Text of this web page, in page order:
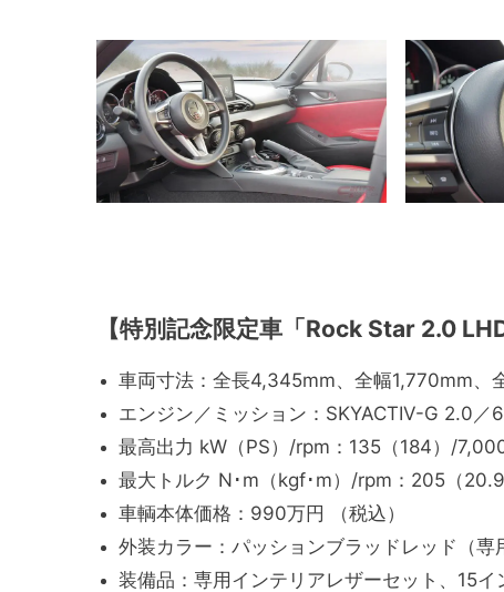
【特別記念限定車「Rock Star 2.0
車両寸法：全長4,345mm、全幅1,770mm、
エンジン／ミッション：SKYACTIV-G 2.0／
最高出力 kW（PS）/rpm：135（184）/
最大トルク N･m（kgf･m）/rpm：205（
車輌本体価格：990万円 （税込）
外装カラー：パッションブラッドレッド（専
装備品：専用インテリアレザーセット、15